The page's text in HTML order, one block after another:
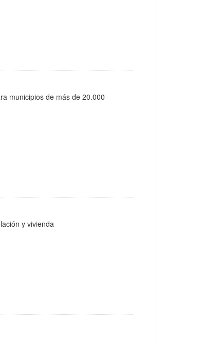
municipios de más de 20.000
y vivienda